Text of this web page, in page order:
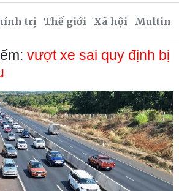
trị Thế giới Xã hội
Xã hội
Tin 24h
Dự báo thời tiết
Giáo dục
Dấu ấn VOV
Việc làm
Biển đảo
vượt xe sai quy định bị